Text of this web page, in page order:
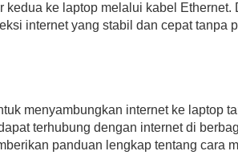
kedua ke laptop melalui kabel Ethernet.
internet yang stabil dan cepat tanpa
menyambungkan internet ke laptop
terhubung dengan internet di
panduan lengkap tentang cara